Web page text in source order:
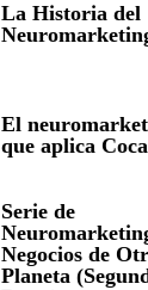
La Historia del
El
que aplica
Serie de
Negocios de
Planeta